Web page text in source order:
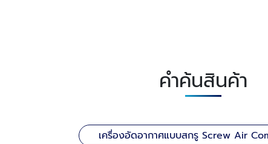
คำค้นสินค้า
เครื่องอัดอากาศแบบสกรู Screw Air